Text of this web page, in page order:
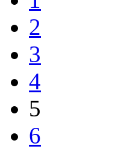
2
3
4
5
6